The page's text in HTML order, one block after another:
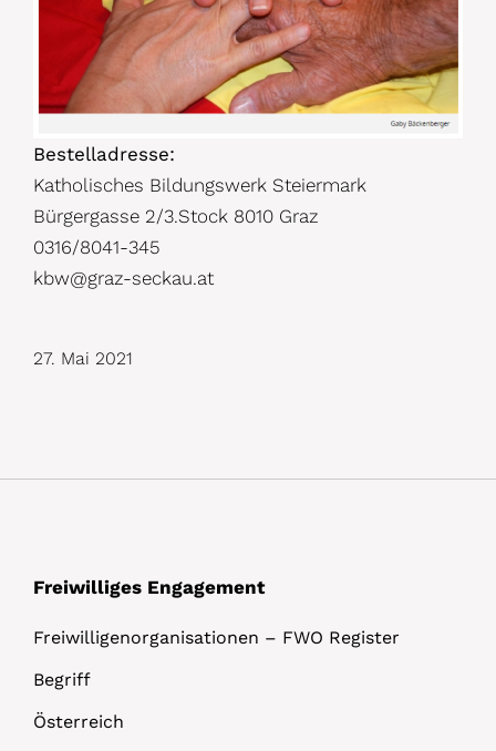
Bestelladresse:
Katholisches Bildungswerk Steiermark
Bürgergasse 2/3.Stock 8010 Graz
0316/8041-345
kbw@graz-seckau.at
27. Mai 2021
Freiwilliges Engagement
Freiwilligenorganisationen – FWO Register
Begriff
Österreich